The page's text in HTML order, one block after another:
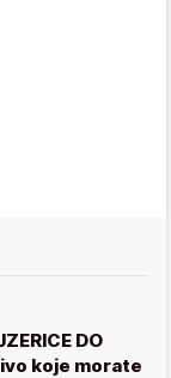
DO
koje morate